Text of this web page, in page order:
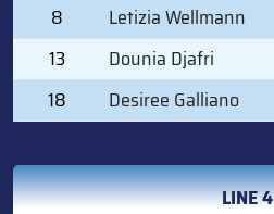
8
Letizia Wellmann
13
Dounia Djafri
18
Desiree Galliano
LINE 4